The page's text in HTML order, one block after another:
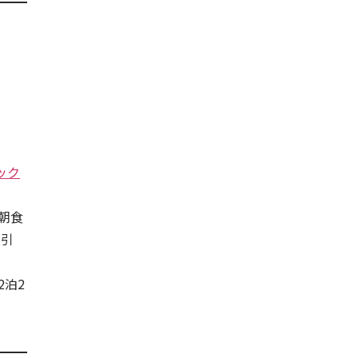
ク
食
泊2